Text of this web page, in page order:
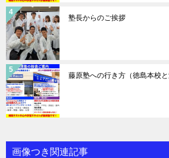
塾長からのご挨拶
藤原塾への行き方（徳島本校と
画像つき関連記事